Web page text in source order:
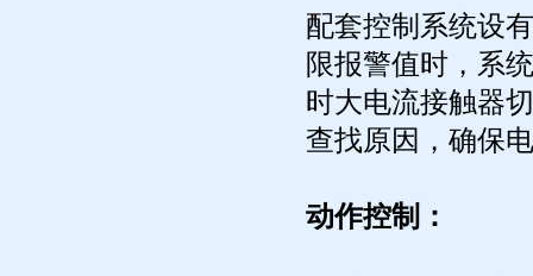
配套控制系统设
限报警值时，系
时大电流接触器
查找原因，确保
动作控制：